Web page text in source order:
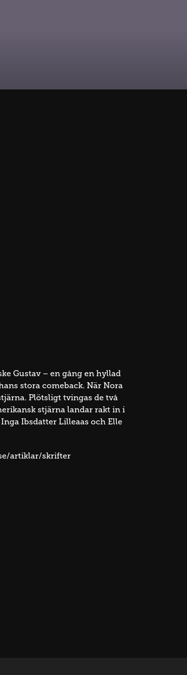
Gustav – en gång en hyllad
stora comeback. När Nora
Plötsligt tvingas de två
stjärna landar rakt in i
Ibsdatter Lilleaas och Elle
artiklar/skrifter